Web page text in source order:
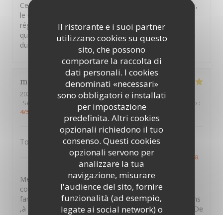
Il ristorante e i suoi partner
utilizzano cookies su questo
sito, che possono
comportare la raccolta di
dati personali. I cookies
denominati «necessari»
sono obbligatori e installati
per impostazione
predefinita. Altri cookies
opzionali richiedono il tuo
consenso. Questi cookies
opzionali servono per
analizzare la tua
navigazione, misurare
l'audience del sito, fornire
funzionalità (ad esempio,
legate ai social network) o
Ce restaurant est un hommage à la cuisine vendéenne,
le décor est rustique et la cuisine familiale, on s'est
régalé, seul bémol pour le plat on aimerait plus de
quantité ! Merci pour cette parenthèse enchantée hors
du temps
maryline
2026-07-28
- 19:30 - Ospiti 6
Servizio
Atmosfera 4/5 Cucina Qualità / Prezzo :
4/5
Tout est extra , je recommande 👍
PTITS VENTRES DE TERREha risposto a questa
Merci Maryline d'avoir pris le temps de laisser un
commentaire ,nous souhaitons vous retrouver en
famille entre amis et partager des moments d'émotions
,à la vendéennes . A bientôt au sein des P'tits Ventres De